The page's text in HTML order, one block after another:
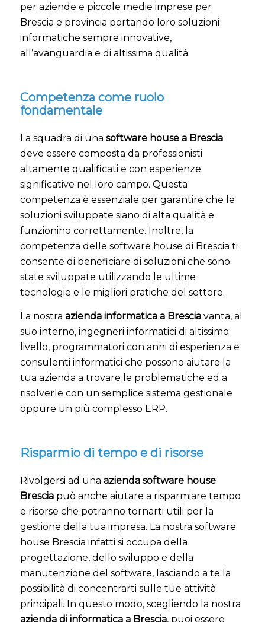
per aziende e piccole medie imprese per
Brescia e provincia portando loro soluzioni
informatiche sempre innovative,
all’avanguardia e di altissima qualità.
Competenza come ruolo
fondamentale
La squadra di una software house a Brescia
deve essere composta da professionisti
altamente qualificati e con esperienze
significative nel loro campo. Questa
competenza è essenziale per garantire che le
soluzioni sviluppate siano di alta qualità e
funzionino correttamente. Inoltre, la
competenza delle software house di Brescia ti
consente di beneficiare di soluzioni che sono
state sviluppate utilizzando le ultime
tecnologie e le migliori pratiche del settore.
La nostra azienda informatica a Bresciavanta, al
suo interno, ingegneri informatici di altissimo
livello, programmatori con anni di esperienza e
consulenti informatici che possono aiutare la
tua azienda a trovare le problematiche ed a
risolverle con un semplice sistema gestionale
oppure un più complesso ERP.
Risparmio di tempo e di risorse
Rivolgersi ad una azienda software house
Bresciapuò anche aiutare a risparmiare tempo
e risorse che potranno tornarti utili per la
gestione della tua impresa. La nostra software
house Brescia infatti si occupa della
progettazione, dello sviluppo e della
manutenzione del software, lasciando a te la
possibilità di concentrarti sulle tue attività
principali. In questo modo, scegliendo la nostra
azienda di informatica a Brescia, puoi essere